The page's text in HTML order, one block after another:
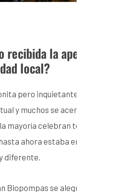
recibida la apertura
local?
pero inquietante. Este
y muchos se acercan con
mayoría celebran tener
ahora estaba enfocado
diferente.
Biopompas se alegran y